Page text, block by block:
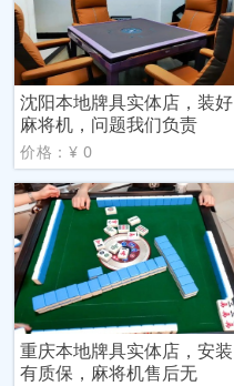
沈阳本地牌具实体店，装好
麻将机，问题我们负责
价格：¥ 0
重庆本地牌具实体店，安装
有质保，麻将机售后无